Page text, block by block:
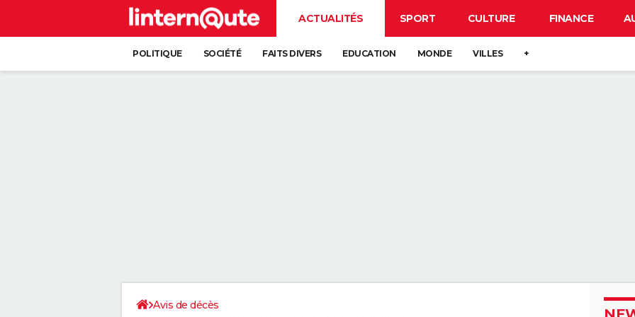
ACTUALITÉS SPORT CULTURE FINANCE
POLITIQUE SOCIÉTÉ FAITS DIVERS EDUCATION MONDE VILLES +
Avis de décès